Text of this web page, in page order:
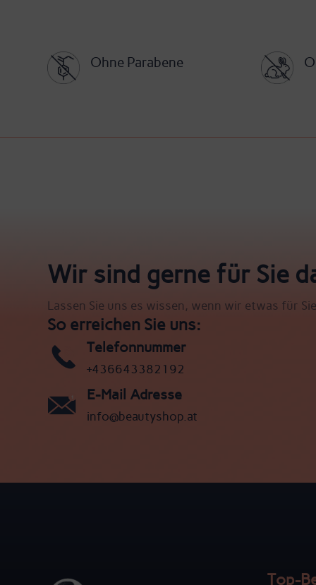
Ohne Parabene
Wir sind gerne für Sie
Lassen Sie uns es wissen, wenn wir etwas für
So erreichen Sie uns:
Telefonnummer
+436643382192
E-Mail Adresse
info@beautyshop.at
Top-